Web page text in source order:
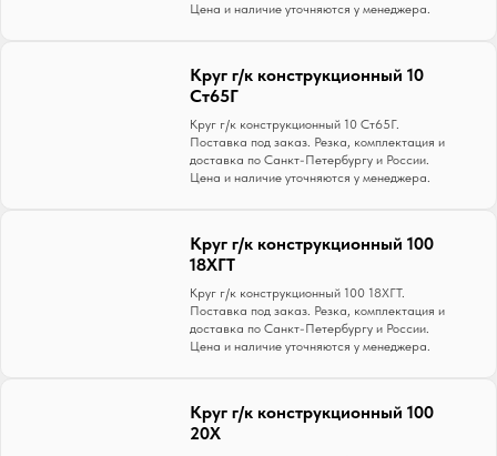
Цена и наличие уточняются у менеджера.
Круг г/к конструкционный 10
Ст65Г
Круг г/к конструкционный 10 Ст65Г.
Поставка под заказ. Резка, комплектация и
доставка по Санкт-Петербургу и России.
Цена и наличие уточняются у менеджера.
Круг г/к конструкционный 100
18ХГТ
Круг г/к конструкционный 100 18ХГТ.
Поставка под заказ. Резка, комплектация и
доставка по Санкт-Петербургу и России.
Цена и наличие уточняются у менеджера.
Круг г/к конструкционный 100
20Х